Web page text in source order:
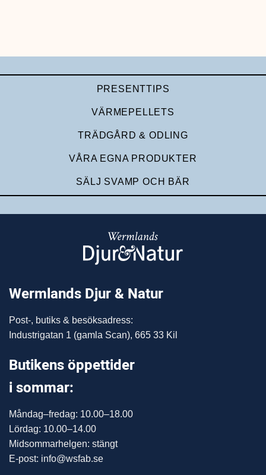
PRESENTTIPS
VÄRMEPELLETS
TRÄDGÅRD & ODLING
VÅRA EGNA PRODUKTER
SÄLJ SVAMP OCH BÄR
Wermlands Djur & Natur
Post-, butiks & besöksadress:
Industrigatan 1 (gamla Scan), 665 33 Kil
Butikens öppettider
i sommar:
Måndag–fredag: 10.00–18.00
Lördag: 10.00–14.00
Midsommarhelgen: stängt
E-post: info@wsfab.se